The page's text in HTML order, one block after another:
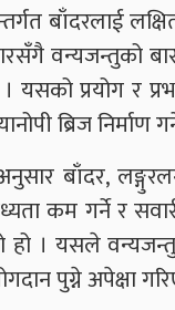
बाँदरलाई लक्षित
वन्यजन्तुको
। यसको प्रयोग र
ब्रिज निर्माण
बाँदर,
कम गर्ने र
हो । यसले
पुग्ने अपेक्षा